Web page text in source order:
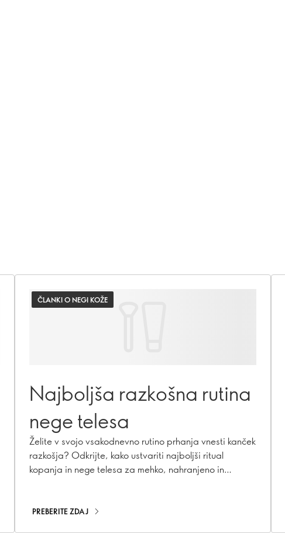
ČLANKI O NEGI KOŽE
Najboljša razkošna rutina
nege telesa
Želite v svojo vsakodnevno rutino prhanja vnesti kanček
razkošja? Odkrijte, kako ustvariti najboljši ritual
kopanja in nege telesa za mehko, nahranjeno in
PREBERITE ZDAJ